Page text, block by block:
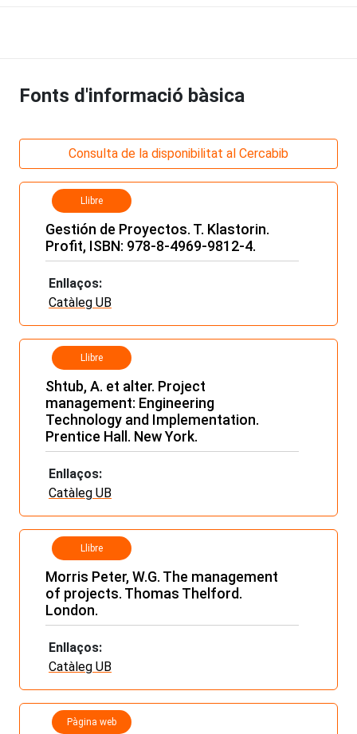
Fonts d'informació bàsica
Consulta de la disponibilitat al Cercabib
Llibre
Gestión de Proyectos. T. Klastorin.
Profit, ISBN: 978-8-4969-9812-4.
Enllaços:
Catàleg UB
Llibre
Shtub, A. et alter. Project
management: Engineering
Technology and Implementation.
Prentice Hall. New York.
Enllaços:
Catàleg UB
Llibre
Morris Peter, W.G. The management
of projects. Thomas Thelford.
London.
Enllaços:
Catàleg UB
Pàgina web